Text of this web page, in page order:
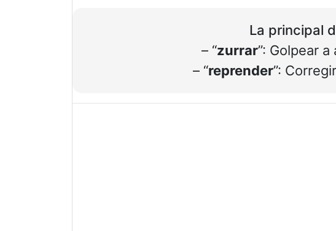
La principal
– “zurrar”: Golpear
– “reprender”: